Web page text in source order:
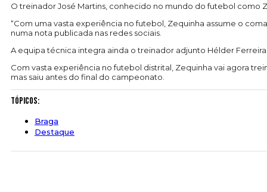
O treinador José Martins, conhecido no mundo do futebol como
“Com uma vasta experiência no futebol, Zequinha assume o
numa nota publicada nas redes sociais.
A equipa técnica integra ainda o treinador adjunto Hélder
Com vasta experiência no futebol distrital, Zequinha vai agora
mas saiu antes do final do campeonato.
Tópicos:
Braga
Destaque